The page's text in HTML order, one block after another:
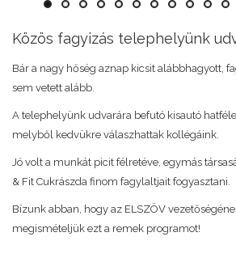
Közös fagyizás telephelyünk
Bár a nagy hőség aznap kicsit alábbhagyott,
sem vetett alább.
A telephelyünk udvarára befutó kisautó
melyből kedvükre válaszhattak kollégáink.
Jó volt a munkát picit félretéve, egymás
& Fit Cukrászda finom fagylaltjait fogyasztani.
Bízunk abban, hogy az ELSZÖV
megismételjük ezt a remek programot!